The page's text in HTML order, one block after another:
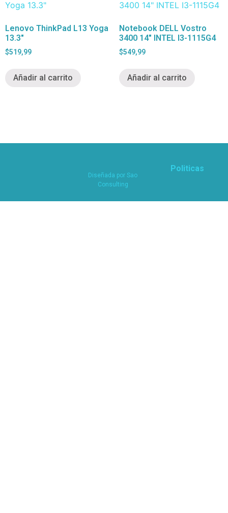
Lenovo ThinkPad L13 Yoga
13.3″
$519,99
Añadir al carrito
Notebook DELL Vostro
3400 14″ INTEL I3-1115G4
$549,99
Añadir al carrito
Diseñada por Sao
Consulting
Politicas